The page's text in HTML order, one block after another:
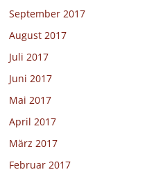
September 2017
August 2017
Juli 2017
Juni 2017
Mai 2017
April 2017
März 2017
Februar 2017